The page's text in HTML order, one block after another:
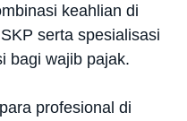
keahlian di
serta spesialisasi
bagi wajib pajak.
profesional di